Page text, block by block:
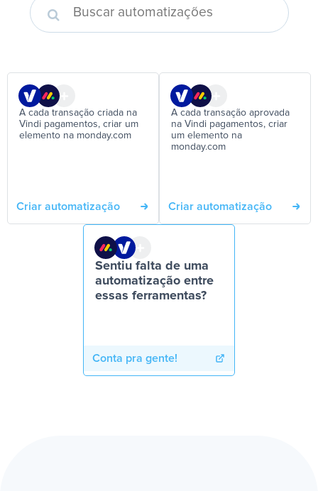
A cada transação criada na
Vindi pagamentos, criar um
elemento na monday.com
Criar automatização
A cada transação aprovada
na Vindi pagamentos, criar
um elemento na
monday.com
Criar automatização
Sentiu falta de uma
automatização entre
essas ferramentas?
Conta pra gente!